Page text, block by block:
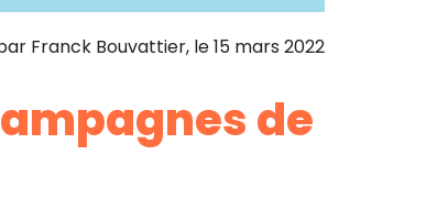
Franck Bouvattier, le15 mars 2022
de